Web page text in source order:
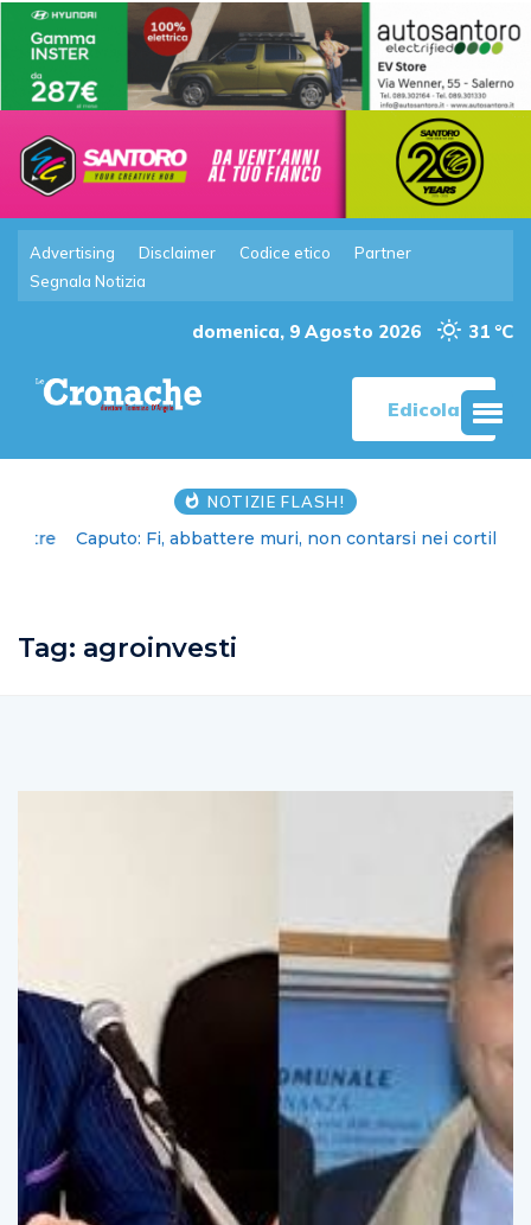
Advertising Disclaimer Codice etico
Partner
Segnala Notizia
domenica, 9 Agosto 2026 31 °C
Edicola
NOTIZIE FLASH!
Caputo: Fi, abbattere muri, non contarsi nei cortili